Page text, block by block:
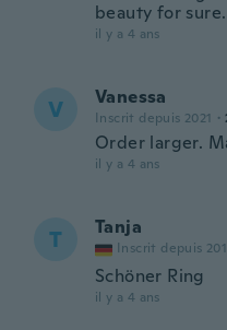
beauty for
il y a 4 ans
V Vanessa
Inscrit depuis 2021 ·
Order larger.
il y a 4 ans
T Tanja
Inscrit depuis
Schöner Ring
il y a 4 ans